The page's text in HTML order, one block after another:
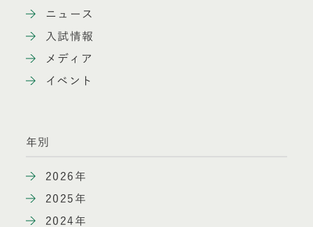
ニュース
入試情報
メディア
イベント
年別
2026年
2025年
2024年